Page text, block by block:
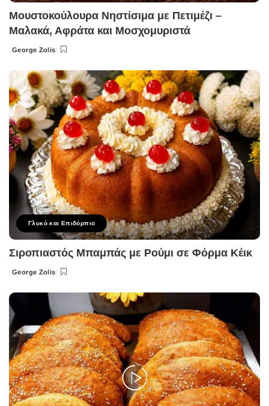
Μουστοκούλουρα Νηστίσιμα με Πετιμέζι –
Μαλακά, Αφράτα και Μοσχομυριστά
Posted
George Zolis
Γλυκό και Επιδόρπιο
Σιροπιαστός Μπαμπάς με Ρούμι σε Φόρμα Κέικ
Posted
George Zolis